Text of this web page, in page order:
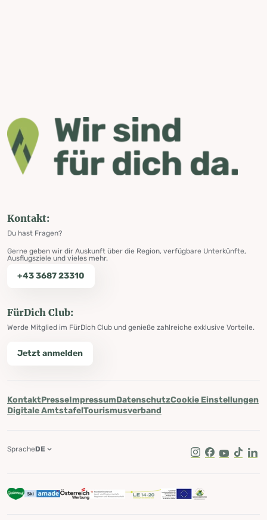
Kontakt:
Du hast Fragen?
Gerne geben wir dir Auskunft über die Region, verfügbare Unterkünfte,
Ausflugsziele und vieles mehr.
+43 3687 23310
FürDich Club:
Werde Mitglied im FürDich Club und genieße zahlreiche exklusive Vorteile.
Jetzt anmelden
KontaktPresseImpressumDatenschutzCookie Einstellungen
Digitale AmtstafelTourismusverband
Instagram
Facebook
Youtube
Tik Tok
SpracheDE